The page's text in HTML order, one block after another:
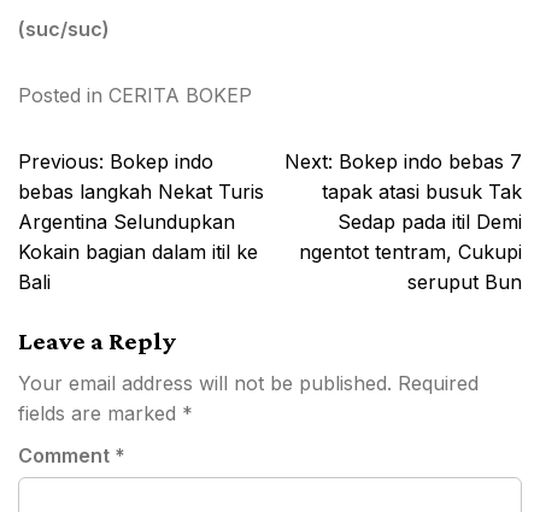
(suc/suc)
Posted in CERITA BOKEP
Post
navigation
Previous: Bokep indo
bebas langkah Nekat Turis
Argentina Selundupkan
Kokain bagian dalam itil ke
Bali
Next: Bokep indo bebas 7
tapak atasi busuk Tak
Sedap pada itil Demi
ngentot tentram, Cukupi
seruput Bun
Leave a Reply
Your email address will not be published. Required
fields are marked *
Comment *